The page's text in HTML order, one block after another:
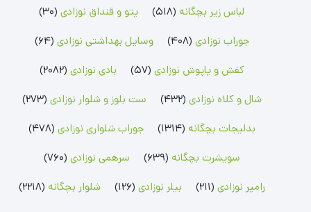
شلوار پسرانه
رامپر پسرانه
جوراب پسرانه
لباس زیر بچگانه (518) پتو و قنداق نوزادی (30)
جوراب نوزادی (408) وسایل بهداشتی نوزادی (64)
کفش و پاپوش نوزادی (57) بادی نوزادی (2082)
شال و کلاه نوزادی (432) ست بلوز و شلوار نوزادی (273)
بدلیجات بچگانه (1314) جوراب شلواری نوزادی (478)
سویشرت بچگانه (639) سرهمی نوزادی (760)
رامپر نوزادی (211) بیلر نوزادی (126) شلوار بچگانه (2218)